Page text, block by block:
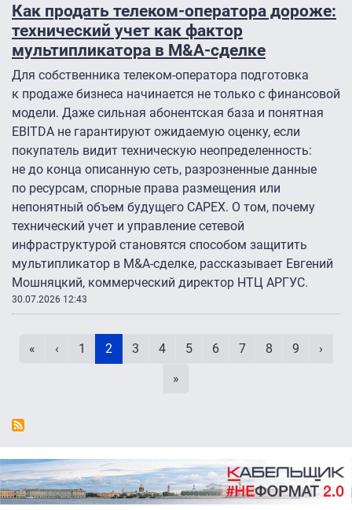
Как продать телеком-оператора дороже:
технический учет как фактор
мультипликатора в M&A-сделке
Для собственника телеком-оператора подготовка
к продаже бизнеса начинается не только с финансовой
модели. Даже сильная абонентская база и понятная
EBITDA не гарантируют ожидаемую оценку, если
покупатель видит техническую неопределенность:
не до конца описанную сеть, разрозненные данные
по ресурсам, спорные права размещения или
непонятный объем будущего CAPEX. О том, почему
технический учет и управление сетевой
инфраструктурой становятся способом защитить
мультипликатор в M&A-сделке, рассказывает Евгений
Мошняцкий, коммерческий директор НТЦ АРГУС.
30.07.2026 12:43
Первая страница
« Предыдущая страница
‹ Page
1 Текущая страница
2 Page
3 Page
4 Page
5 Page
6 Page
7 Page
8 Page
9
›
Последняя страница
»